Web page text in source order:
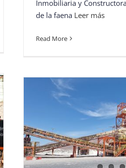
Inmobiliaria y
de la faena Leer más
Read More